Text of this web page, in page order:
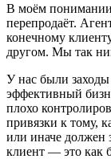
В моём
перепродаёт.
конечному
другом. Мы так
У нас были заходы
эффективный
плохо
привязки к тому,
или иначе должен
клиент — это как